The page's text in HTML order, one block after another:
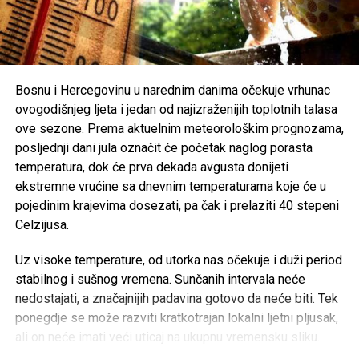
Organizatori Zenica Summer Festa poručili su da je odluka
o otkazivanju donesena iz poštovanja prema nastradalima i
njihovim porodicama, naglašavajući da će prilika za muziku
i zabavu uvijek biti, dok izgubljeni životi ne mogu biti
vraćeni.
Brojni građani podržali su ovu odluku, ističući da u
trenucima kolektivne tuge solidarnost i suosjećanje moraju
biti ispred svih drugih interesa.
Rasprava koja se razvila na društvenim mrežama još
jednom je pokazala koliko je važno njegovati kulturu
empatije, poštovanja i odgovornosti, posebno u trenucima
kada cijela zajednica dijeli bol zbog nenadoknadivog
gubitka.
Bosnu i Hercegovinu u narednim danima očekuje vrhunac
ovogodišnjeg ljeta i jedan od najizraženijih toplotnih talasa
ove sezone. Prema aktuelnim meteorološkim prognozama,
posljednji dani jula označit će početak naglog porasta
temperatura, dok će prva dekada avgusta donijeti
ekstremne vrućine sa dnevnim temperaturama koje će u
pojedinim krajevima dosezati, pa čak i prelaziti 40 stepeni
Celzijusa.
Uz visoke temperature, od utorka nas očekuje i duži period
stabilnog i sušnog vremena. Sunčanih intervala neće
nedostajati, a značajnijih padavina gotovo da neće biti. Tek
ponegdje se može razviti kratkotrajan lokalni ljetni pljusak,
ali on neće imati veći uticaj na ukupnu vremensku sliku.